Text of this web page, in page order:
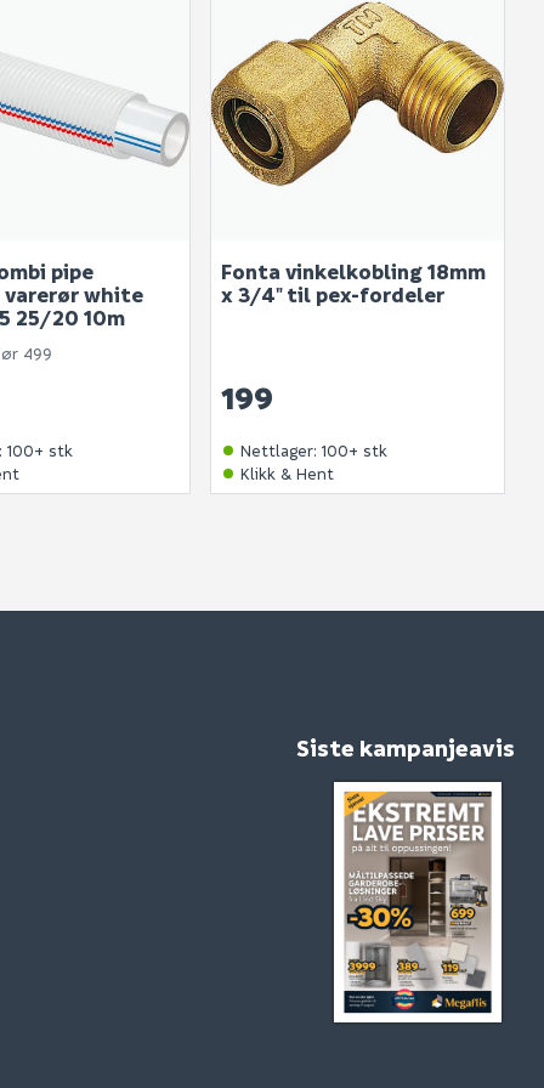
pipe
white
25/20 10m
499
100+ stk
Fonta vinkelkobling 18mm
x 3/4" til pex-fordeler
199
Nettlager: 100+ stk
Klikk & Hent
Siste kampanjeavis